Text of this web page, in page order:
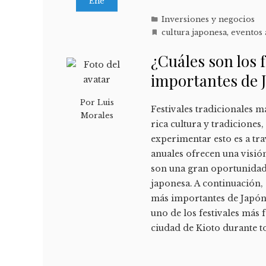
Por Luis
Morales
Inversiones y negocios
cultura japonesa,eventos
¿Cuáles son
importantes de
Festivales tradicionales
rica cultura y tradiciones,
experimentar esto es a
anuales ofrecen una
son una gran
japonesa. A
más importantes de
uno de los festivales más
ciudad de Kioto durante